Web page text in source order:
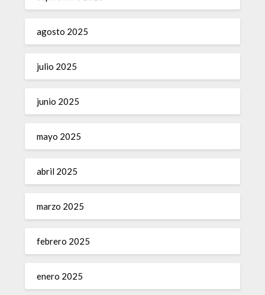
agosto 2025
julio 2025
junio 2025
mayo 2025
abril 2025
marzo 2025
febrero 2025
enero 2025